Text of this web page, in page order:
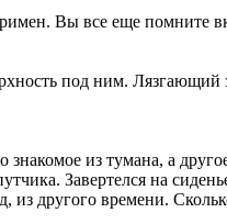
Вы все еще помните
под ним. Лязгающий
знакомое из тумана, а
Завертелся на
из другого времени.